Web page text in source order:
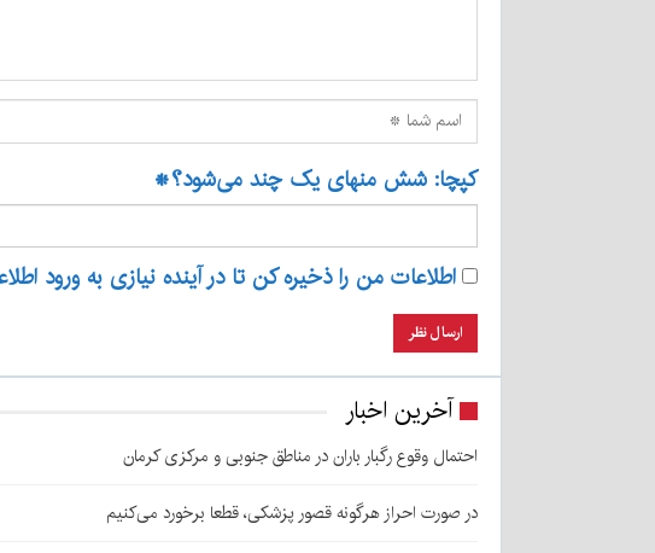
کپچا: شش منهای یک چند می‌شود؟*
اطلاعات من را ذخیره کن تا در آینده نیازی به ورود
آخرین اخبار
احتمال وقوع رگبار باران در مناطق جنوبی و مرکزی کرمان
در صورت احراز هرگونه قصور پزشکی، قطعا برخورد می‌کنیم